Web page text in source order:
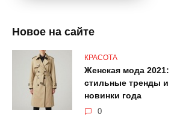
Новое на сайте
КРАСОТА
Женская мода 2021:
стильные тренды и
новинки года
0